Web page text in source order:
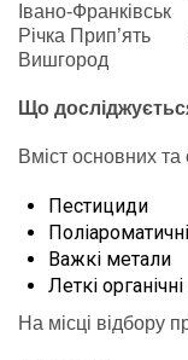
Івано-Франківськ
Річка
Вишгород
Що
Вміст основних
Пестициди
Важкі метали
Леткі
На місці відбору